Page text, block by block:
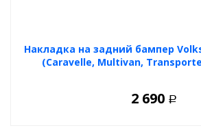
Накладка на задний бампер
(Caravelle, Multivan,
2 690 Р